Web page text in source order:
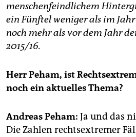
menschenfeindlichem
ein Fünftel weniger als im
noch mehr als vor dem Jahr
2015/16.
Herr Peham, ist
noch einaktuellesThema?
Andreas Peham: Ja und das
Die Zahlen rechtsextremer